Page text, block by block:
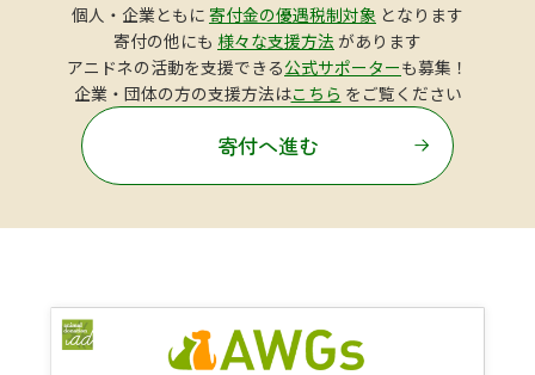
個人・企業ともに 寄付金の優遇税制対象 となります
寄付の他にも 様々な支援方法 があります
アニドネの活動を支援できる公式サポーターも募集！
企業・団体の方の支援方法はこちら をご覧ください
寄付へ進む